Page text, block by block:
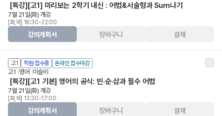
[특강][고1] 미리보는 2학기 내신 : 어법&서술형과 Sum나기
7월 21일(화) 개강
[화,목] 18:30-22:00
강의계획서 장바구니 결제
고1 학원 접수중 온라인 접수마감
고1 영어 이슬비
[특강][고1 기본] 영어의 공식: 빈·순·삽과 필수 어법
7월 21일(화) 개강
[화,목] 13:30-17:00
강의계획서 장바구니 결제